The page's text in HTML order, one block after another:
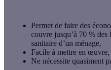
Permet de faire des
couvre jusqu’à 70 % des
sanitaire d’un ménage,
Facile à mettre en œuvre,
Ne nécessite quasiment